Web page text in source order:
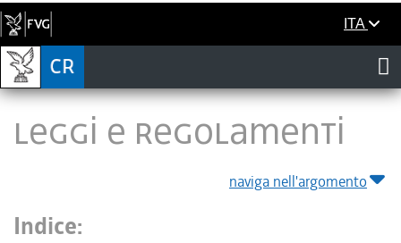
ITA
LEGGI E REGOLAMENTI
naviga nell'argomento
Indice: